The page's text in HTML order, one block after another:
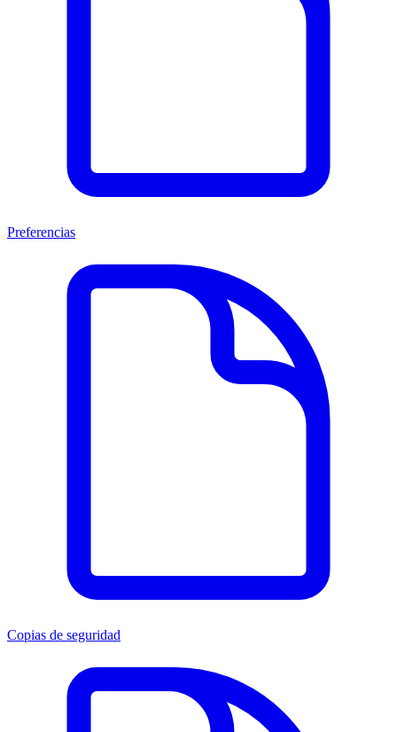
Preferencias
Copias de seguridad